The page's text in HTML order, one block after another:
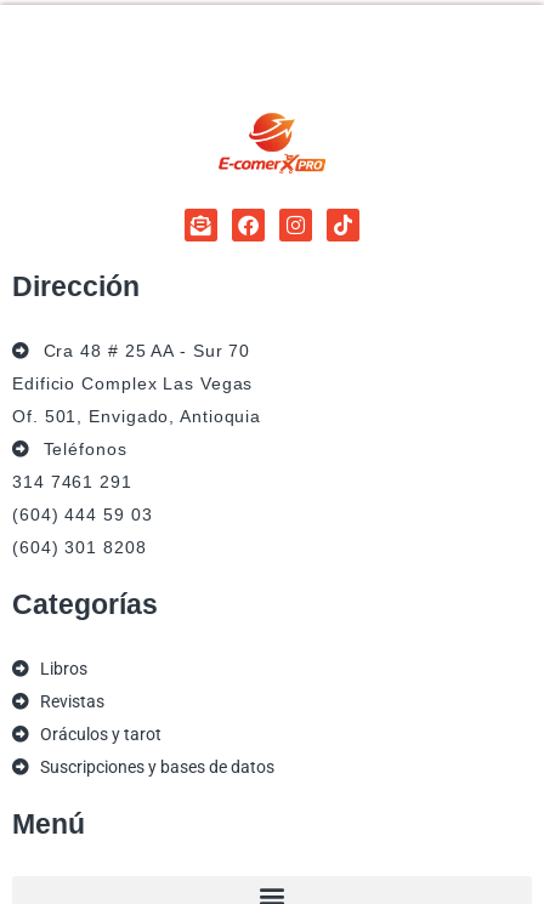
Dirección
Cra 48 # 25 AA - Sur 70
Edificio Complex Las Vegas
Of. 501, Envigado, Antioquia
Teléfonos
314 7461 291
(604) 444 59 03
(604) 301 8208
Categorías
Libros
Revistas
Oráculos y tarot
Suscripciones y bases de datos
Menú